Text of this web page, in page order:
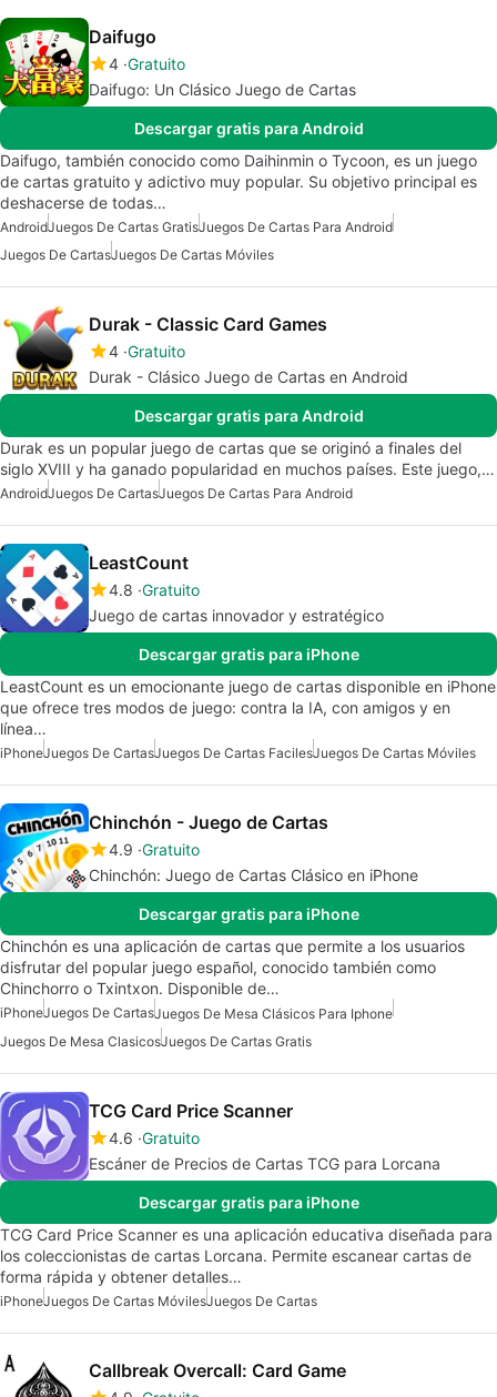
Daifugo
4 Gratuito
Daifugo: Un Clásico Juego de Cartas
Descargar gratis para Android
Daifugo, también conocido como Daihinmin o Tycoon, es un juego
de cartas gratuito y adictivo muy popular. Su objetivo principal es
deshacerse de todas…
AndroidJuegos De Cartas GratisJuegos De Cartas Para Android
Juegos De CartasJuegos De Cartas Móviles
Durak - Classic Card Games
4 Gratuito
Durak - Clásico Juego de Cartas en Android
Descargar gratis para Android
Durak es un popular juego de cartas que se originó a finales del
siglo XVIII y ha ganado popularidad en muchos países. Este juego,…
AndroidJuegos De CartasJuegos De Cartas Para Android
LeastCount
4.8 Gratuito
Juego de cartas innovador y estratégico
Descargar gratis para iPhone
LeastCount es un emocionante juego de cartas disponible en iPhone
que ofrece tres modos de juego: contra la IA, con amigos y en
línea…
iPhoneJuegos De CartasJuegos De Cartas FacilesJuegos De Cartas Móviles
Chinchón - Juego de Cartas
4.9 Gratuito
Chinchón: Juego de Cartas Clásico en iPhone
Descargar gratis para iPhone
Chinchón es una aplicación de cartas que permite a los usuarios
disfrutar del popular juego español, conocido también como
Chinchorro o Txintxon. Disponible de…
iPhoneJuegos De CartasJuegos De Mesa Clásicos Para Iphone
Juegos De Mesa ClasicosJuegos De Cartas Gratis
TCG Card Price Scanner
4.6 Gratuito
Escáner de Precios de Cartas TCG para Lorcana
Descargar gratis para iPhone
TCG Card Price Scanner es una aplicación educativa diseñada para
los coleccionistas de cartas Lorcana. Permite escanear cartas de
forma rápida y obtener detalles…
iPhoneJuegos De Cartas MóvilesJuegos De Cartas
Callbreak Overcall: Card Game